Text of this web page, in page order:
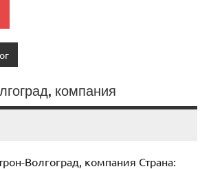
компания
Волгоград, компания Страна: